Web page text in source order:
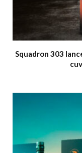
Squadron 303